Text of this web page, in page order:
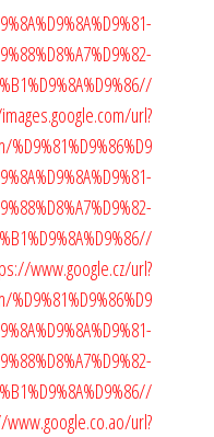
url?
www.google.cz/url?
url?